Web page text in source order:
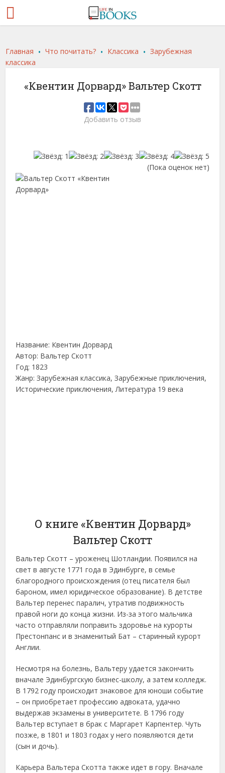
Главная .Что почитать? . Классика .Зарубежная
классика
«Квентин Дорвард» Вальтер Скотт
Добавить отзыв
(Пока оценок нет)
Название: Квентин Дорвард
Автор: Вальтер Скотт
Год: 1823
Жанр: Зарубежная классика, Зарубежные приключения,
Исторические приключения, Литература 19 века
О книге «Квентин Дорвард»
Вальтер Скотт
Вальтер Скотт – уроженец Шотландии. Появился на
свет в августе 1771 года в Эдинбурге, в семье
благородного происхождения (отец писателя был
бароном, имел юридическое образование). В детстве
Вальтер перенес паралич, утратив подвижность
правой ноги до конца жизни. Из-за этого мальчика
часто отправляли поправить здоровье на курорты
Престонпанс и в знаменитый Бат – старинный курорт
Англии.
Несмотря на болезнь, Вальтеру удается закончить
вначале Эдинбургскую бизнес-школу, а затем колледж.
В 1792 году происходит знаковое для юноши событие
– он приобретает профессию адвоката, удачно
выдержав экзамены в университете. В 1796 году
Вальтер вступает в брак с Маргарет Карпентер. Чуть
позже, в 1801 и 1803 годах у него появляются дети
(сын и дочь).
Карьера Вальтера Скотта также идет в гору. Вначале